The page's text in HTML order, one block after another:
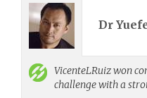
Dr
VicenteLRuizwon
challenge with a